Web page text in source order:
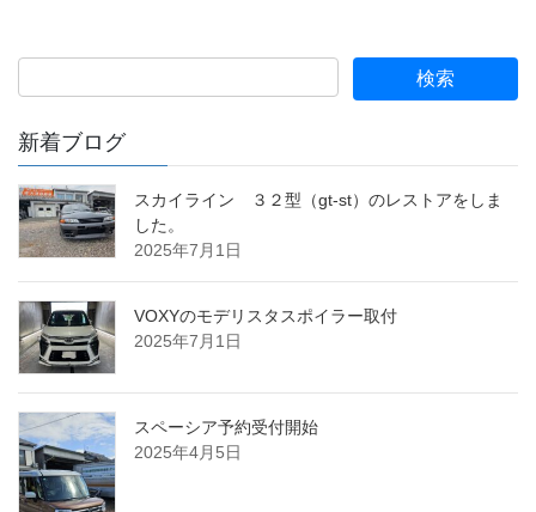
新着ブログ
スカイライン ３２型（gt-st）のレストアをしま
した。
2025年7月1日
VOXYのモデリスタスポイラー取付
2025年7月1日
スペーシア予約受付開始
2025年4月5日